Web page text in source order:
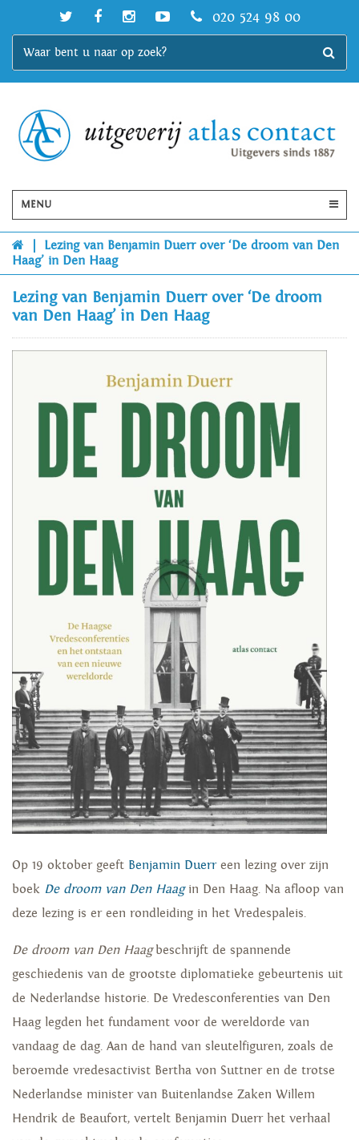
020 524 98 00
MENU
Lezing van Benjamin Duerr over ‘De droom van Den
Haag’ in Den Haag
Lezing van Benjamin Duerr over ‘De droom
van Den Haag’ in Den Haag
Op 19 oktober geeft Benjamin Duerreen lezing over zijn
boek De droom van Den Haagin Den Haag. Na afloop van
deze lezing is er een rondleiding in het Vredespaleis.
De droom van Den Haagbeschrijft de spannende
geschiedenis van de grootste diplomatieke gebeurtenis uit
de Nederlandse historie. De Vredesconferenties van Den
Haag legden het fundament voor de wereldorde van
vandaag de dag. Aan de hand van sleutelfiguren, zoals de
beroemde vredesactivist Bertha von Suttner en de trotse
Nederlandse minister van Buitenlandse Zaken Willem
Hendrik de Beaufort, vertelt Benjamin Duerr het verhaal